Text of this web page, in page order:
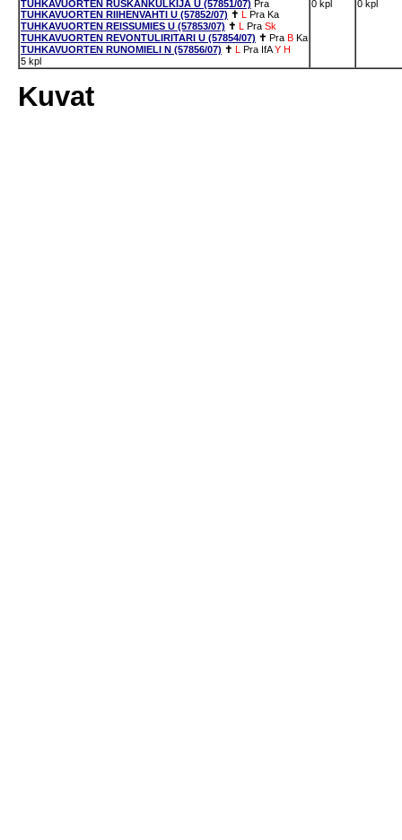
TUHKAVUORTEN RUSKANKULKIJA U (57851/07) Pra
TUHKAVUORTEN RIIHENVAHTI U (57852/07) ✝ L Pra Ka
TUHKAVUORTEN REISSUMIES U (57853/07) ✝ L Pra Sk
TUHKAVUORTEN REVONTULIRITARI U (57854/07) ✝ Pra B Ka
TUHKAVUORTEN RUNOMIELI N (57856/07) ✝ L Pra IfA Y H
5 kpl
0 kpl 0 kpl
Kuvat